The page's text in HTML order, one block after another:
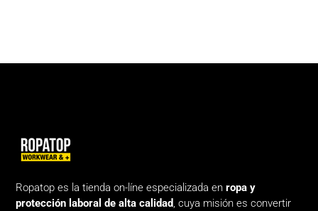
Ropatop es la tienda on-líne especializada enropa y
protección laboral de alta calidad , cuya misión es convertir